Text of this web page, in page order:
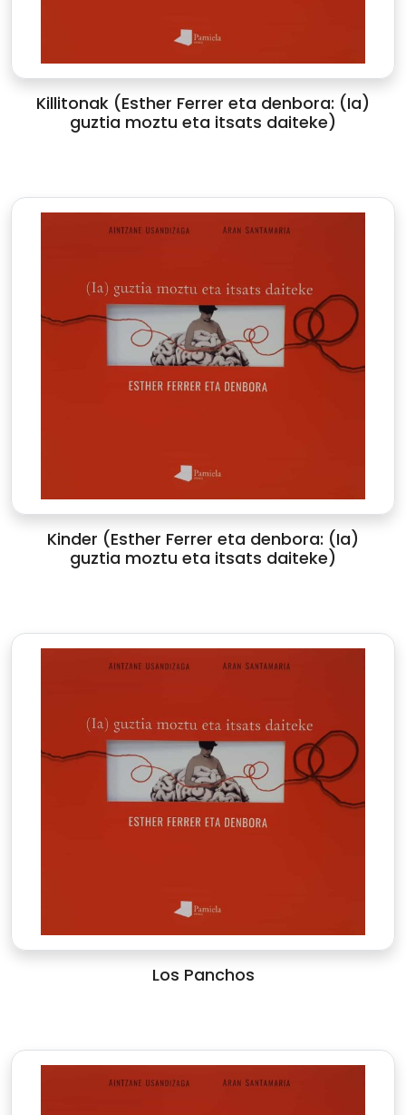
Killitonak (Esther Ferrer eta denbora: (Ia)
guztia moztu eta itsats daiteke)
Kinder (Esther Ferrer eta denbora: (Ia)
guztia moztu eta itsats daiteke)
Los Panchos